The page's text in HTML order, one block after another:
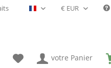
Français- FR
votre Panier